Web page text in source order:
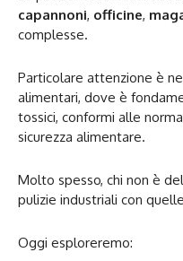
capannoni, officine,
complesse.
Particolare attenzione è
alimentari, dove è
tossici, conformi alle
sicurezza alimentare.
Molto spesso, chi non è
pulizie industriali con quelle
Oggi esploreremo: